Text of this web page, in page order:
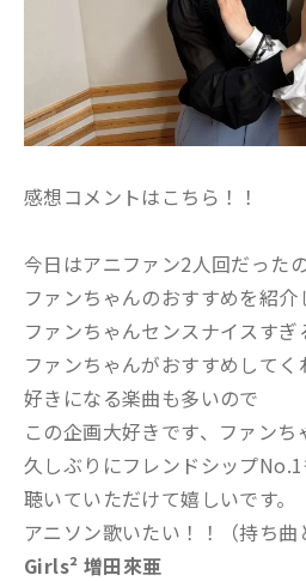
感想コメントはこちら！！
今日はアニファン2人回だったの
ファンちゃんのおすすめを紹介
ファンちゃんセンスナイスすぎ
ファンちゃんがおすすめしてく
好きになる楽曲も多いので
この企画大好きです、ファン
久しぶりにフレンドシップNo.1
聴いていただけて嬉しいです。
アニソン歌いたい！！（持ち曲
Girls² 増田來亜